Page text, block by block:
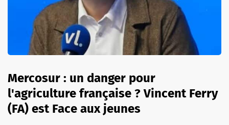
Mercosur : un danger pour
l'agriculture française ? Vincent Ferry
(FA) est Face aux jeunes